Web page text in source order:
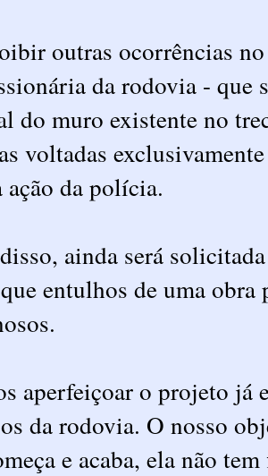
outras ocorrências
da rodovia -
do muro existente no
voltadas
ação da polícia.
ainda será
entulhos de uma
aperfeiçoar o projeto já
da rodovia. O nosso
e acaba, ela não